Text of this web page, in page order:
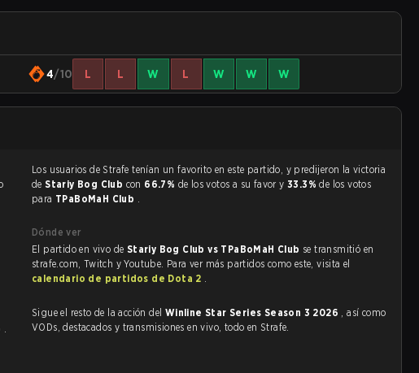
4/10 L L W L W W W
.
Los usuarios de Strafe tenían un favorito en este partido, y predijeron la victoria
deStariy Bog Club con 66.7% de los votos a su favor y 33.3%de los votos
para TPaBoMaH Club .
Dónde ver
El partido en vivo de Stariy Bog Club vs TPaBoMaH Club se transmitió en
strafe.com, Twitch y Youtube. Para ver más partidos como este, visita el
calendario de partidos de Dota 2 .
Sigue el resto de la acción del Winline Star Series Season 3 2026 , así como
VODs, destacados y transmisiones en vivo, todo en Strafe.